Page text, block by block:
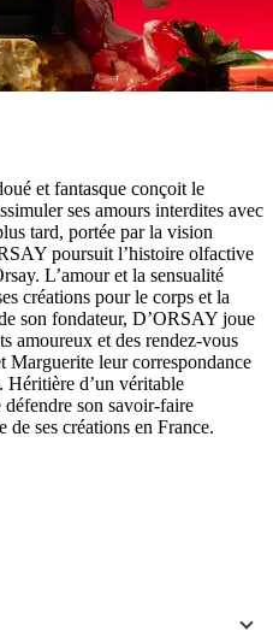
et fantasque conçoit le
ses amours interdites avec
tard, portée par la vision
poursuit l’histoire olfactive
L’amour et la sensualité
créations pour le corps et la
son fondateur, D’ORSAY joue
amoureux et des rendez-vous
Marguerite leur correspondance
Héritière d’un véritable
son savoir-faire
de ses créations en France.